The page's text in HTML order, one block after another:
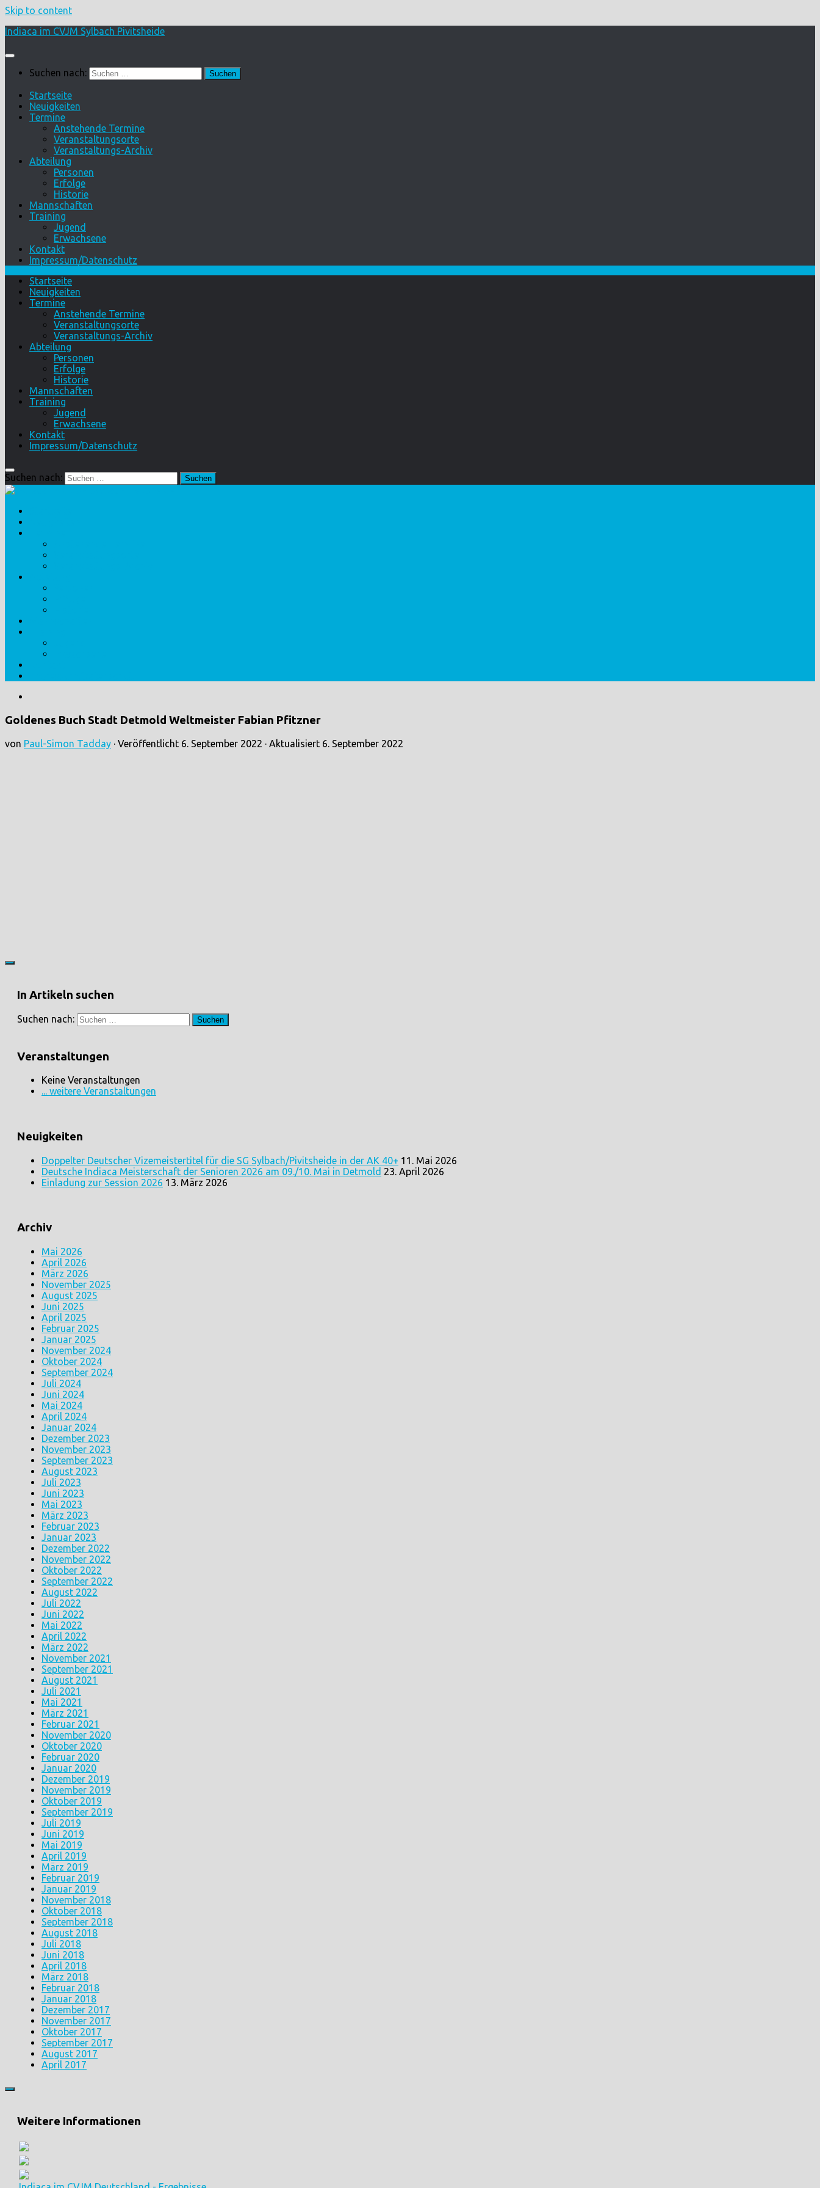
Skip to content
Indiaca im CVJM Sylbach Pivitsheide
Suchen nach:
Startseite
Neuigkeiten
Termine
Anstehende Termine
Veranstaltungsorte
Veranstaltungs-Archiv
Abteilung
Personen
Erfolge
Historie
Mannschaften
Training
Jugend
Erwachsene
Kontakt
Impressum/Datenschutz
Startseite
Neuigkeiten
Termine
Anstehende Termine
Veranstaltungsorte
Veranstaltungs-Archiv
Abteilung
Personen
Erfolge
Historie
Mannschaften
Training
Jugend
Erwachsene
Kontakt
Impressum/Datenschutz
Suchen nach:
Goldenes Buch Stadt Detmold Weltmeister Fabian Pfitzner
von Paul-Simon Tadday · Veröffentlicht 6. September 2022 · Aktualisiert 6. September 2022
In Artikeln suchen
Suchen nach:
Veranstaltungen
Keine Veranstaltungen
... weitere Veranstaltungen
Neuigkeiten
Doppelter Deutscher Vizemeistertitel für die SG Sylbach/Pivitsheide in der AK 40+ 11. Mai 2026
Deutsche Indiaca Meisterschaft der Senioren 2026 am 09./10. Mai in Detmold 23. April 2026
Einladung zur Session 2026 13. März 2026
Archiv
Mai 2026
April 2026
März 2026
November 2025
August 2025
Juni 2025
April 2025
Februar 2025
Januar 2025
November 2024
Oktober 2024
September 2024
Juli 2024
Juni 2024
Mai 2024
April 2024
Januar 2024
Dezember 2023
November 2023
September 2023
August 2023
Juli 2023
Juni 2023
Mai 2023
März 2023
Februar 2023
Januar 2023
Dezember 2022
November 2022
Oktober 2022
September 2022
August 2022
Juli 2022
Juni 2022
Mai 2022
April 2022
März 2022
November 2021
September 2021
August 2021
Juli 2021
Mai 2021
März 2021
Februar 2021
November 2020
Oktober 2020
Februar 2020
Januar 2020
Dezember 2019
November 2019
Oktober 2019
September 2019
Juli 2019
Juni 2019
Mai 2019
April 2019
März 2019
Februar 2019
Januar 2019
November 2018
Oktober 2018
September 2018
August 2018
Juli 2018
Juni 2018
April 2018
März 2018
Februar 2018
Januar 2018
Dezember 2017
November 2017
Oktober 2017
September 2017
August 2017
April 2017
Weitere Informationen